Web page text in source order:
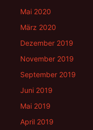
Mai 2020
März 2020
Dezember 2019
November 2019
September 2019
Juni 2019
Mai 2019
April 2019